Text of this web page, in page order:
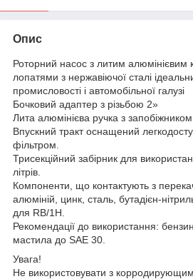
Опис
Роторний насос з литим алюмінієвим
лопатями з нержавіючої сталі
промисловості і автомобільної галузі
Бочковий адаптер з різьбою 2»
Лита алюмінієва ручка з запобіжником.
Впускний тракт оснащений
фільтром.
Трисекційний забірник для
літрів.
Компоненти, що контактують з
алюміній, цинк, сталь, бутадієн-
для RB/1H.
Рекомендації до використання:
мастила до SAE 30.
Увага!
Не використовувати з